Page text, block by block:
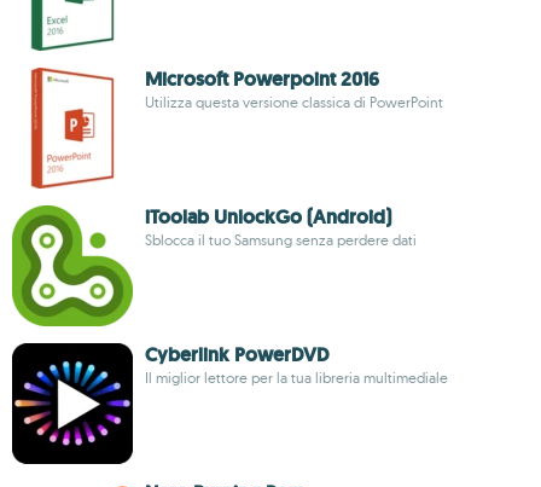
Microsoft Powerpoint 2016
Utilizza questa versione classica di PowerPoint
iToolab UnlockGo (Android)
Sblocca il tuo Samsung senza perdere dati
Cyberlink PowerDVD
Il miglior lettore per la tua libreria multimediale